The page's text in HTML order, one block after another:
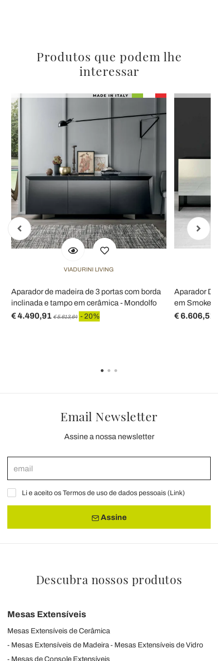
Produtos que podem lhe
interessar
VIADURINI LIVING
Aparador de madeira de 3 portas com borda
inclinada e tampo em cerâmica - Mondolfo
€ 4.490,91 € 5.613,64 - 20%
Aparador
em Smokey
€ 6.606,51
Email Newsletter
Assine a nossa newsletter
Li e aceito os Termos de uso de dados pessoais (Link)
Assine
Descubra nossos produtos
Mesas Extensíveis
Mesas Extensíveis de Cerâmica
Mesas Extensíveis de Madeira
Mesas Extensíveis de Vidro
Mesas de Console Extensíveis